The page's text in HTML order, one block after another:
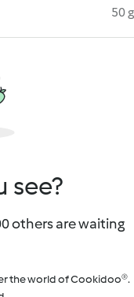
50 g
see?
others are waiting
the world of Cookidoo®.